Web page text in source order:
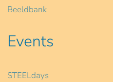
Beeldbank
Events
STEELdays